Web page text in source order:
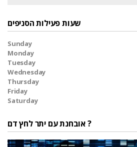
שעות פעילות הסניפים
Sunday
Monday
Tuesday
Wednesday
Thursday
Friday
Saturday
אובחנת עם יתר לחץ דם ?